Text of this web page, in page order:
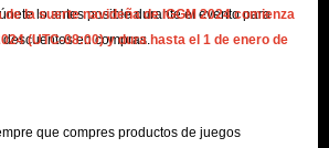
el nombre de mi personaje?
únicamente para garantizar una entrega
como un tesoro enterrado.
lo antes posible durante el evento para
en compras.
la suerte navideña de IGGM 2024 comienza
(UTC-08:00) y dura hasta el 1 de enero de
que compres productos de juegos